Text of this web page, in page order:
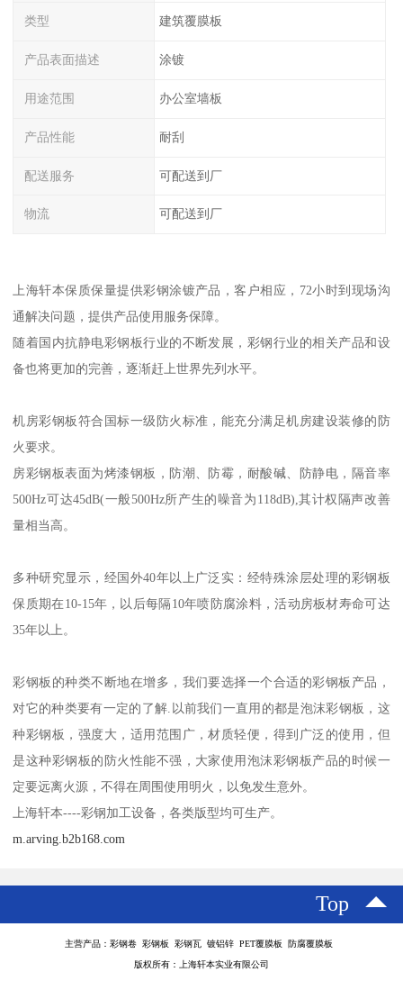
类型 建筑覆膜板
产品表面描述 涂镀
用途范围 办公室墙板
产品性能 耐刮
配送服务 可配送到厂
物流 可配送到厂
上海轩本保质保量提供彩钢涂镀产品，客户相应，72小时到现场沟
通解决问题，提供产品使用服务保障。
随着国内抗静电彩钢板行业的不断发展，彩钢行业的相关产品和设
备也将更加的完善，逐渐赶上世界先列水平。
房彩钢板表面为烤漆钢板，防潮、防霉，耐酸碱、防静电，隔音率